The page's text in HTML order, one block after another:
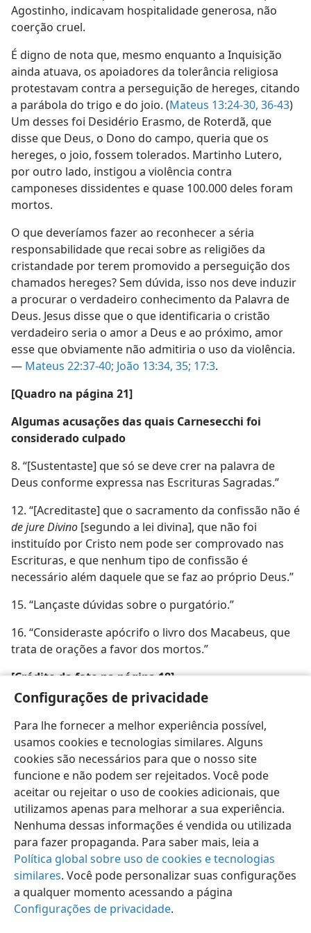
Configurações de privacidade
Para lhe fornecer a melhor experiência possível,
usamos cookies e tecnologias similares. Alguns
cookies são necessários para que o nosso site
funcione e não podem ser rejeitados. Você pode
aceitar ou rejeitar o uso de cookies adicionais, que
utilizamos apenas para melhorar a sua experiência.
Nenhuma dessas informações é vendida ou utilizada
para fazer propaganda. Para saber mais, leia a
Política global sobre uso de cookies e tecnologias
similares. Você pode personalizar suas configurações
a qualquer momento acessando a página
Configurações de privacidade.
Agostinho, indicavam hospitalidade generosa, não
coerção cruel.
É digno de nota que, mesmo enquanto a Inquisição
ainda atuava, os apoiadores da tolerância religiosa
protestavam contra a perseguição de hereges, citando
a parábola do trigo e do joio. (Mateus 13:24-30, 36-43)
Um desses foi Desidério Erasmo, de Roterdã, que
disse que Deus, o Dono do campo, queria que os
hereges, o joio, fossem tolerados. Martinho Lutero,
por outro lado, instigou a violência contra
camponeses dissidentes e quase 100.000 deles foram
mortos.
O que deveríamos fazer ao reconhecer a séria
responsabilidade que recai sobre as religiões da
cristandade por terem promovido a perseguição dos
chamados hereges? Sem dúvida, isso nos deve induzir
a procurar o verdadeiro conhecimento da Palavra de
Deus. Jesus disse que o que identificaria o cristão
verdadeiro seria o amor a Deus e ao próximo, amor
esse que obviamente não admitiria o uso da violência.
— Mateus 22:37-40; João 13:34, 35; 17:3.
[Quadro na página 21]
Algumas acusações das quais Carnesecchi foi
considerado culpado
8. “[Sustentaste] que só se deve crer na palavra de
Deus conforme expressa nas Escrituras Sagradas.”
12. “[Acreditaste] que o sacramento da confissão não é
de jure Divino [segundo a lei divina], que não foi
instituído por Cristo nem pode ser comprovado nas
Escrituras, e que nenhum tipo de confissão é
necessário além daquele que se faz ao próprio Deus.”
15. “Lançaste dúvidas sobre o purgatório.”
16. “Consideraste apócrifo o livro dos Macabeus, que
trata de orações a favor dos mortos.”
[Crédito da foto na página 18]
The Complete Encyclopedia of Illustration/